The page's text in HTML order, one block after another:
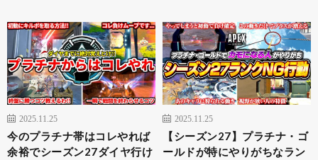
2025.11.25
今のプラチナ帯はコレやれば
余裕でシーズン27ダイヤ行け
2025.11.25
【シーズン27】プラチナ・ゴ
ールドが特にやりがちなラン